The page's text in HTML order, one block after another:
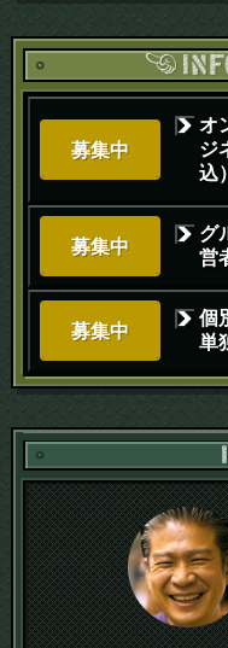
募集中
オ
ジ
込）
募集中
グ
営
募集中
個
単